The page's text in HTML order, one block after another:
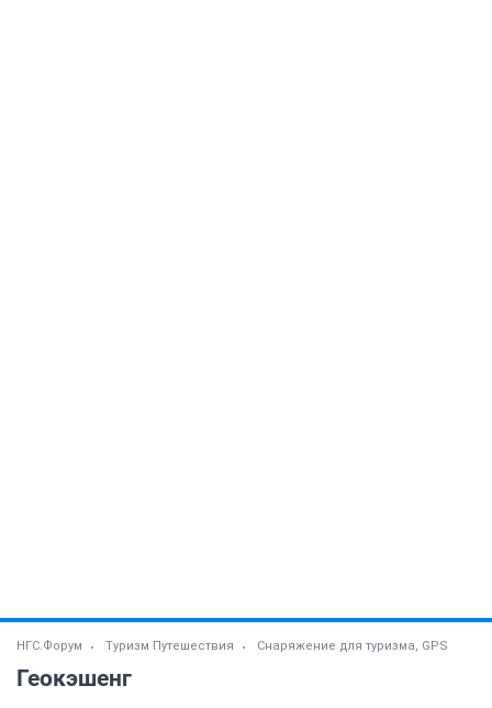
НГС.Форум Туризм Путешествия Снаряжение для туризма, GPS
Геокэшенг